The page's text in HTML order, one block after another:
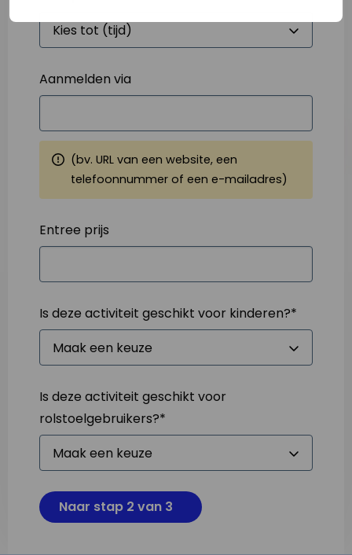
Aanmelden via
(bv. URL van een website, een
telefoonnummer of een e-mailadres)
Entree prijs
Is deze activiteit geschikt voor kinderen?*
Is deze activiteit geschikt voor
rolstoelgebruikers?*